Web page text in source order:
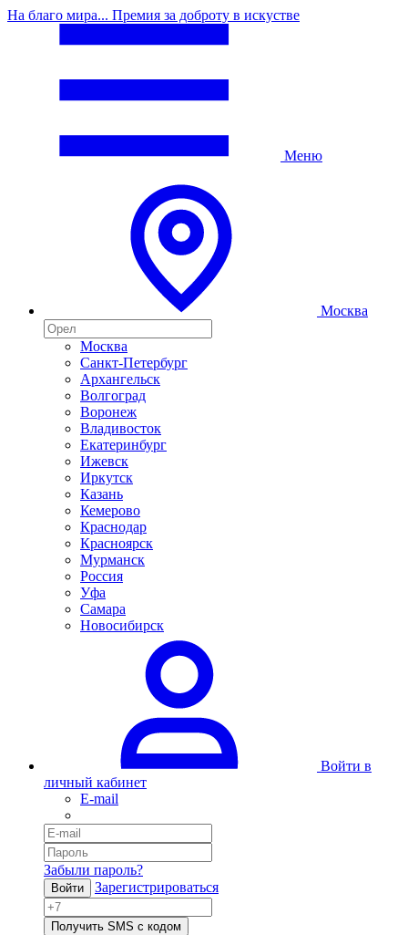
На благо мира... Премия за доброту в искустве
Меню
Москва
Москва
Санкт-Петербург
Архангельск
Волгоград
Воронеж
Владивосток
Екатеринбург
Ижевск
Иркутск
Казань
Кемерово
Краснодар
Красноярск
Мурманск
Россия
Уфа
Самара
Новосибирск
Войти в
личный кабинет
E-mail
Забыли пароль?
Войти Зарегистрироваться
Получить SMS с кодом